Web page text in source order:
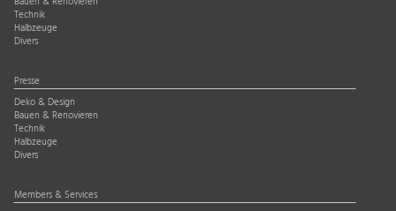
Technik
Halbzeuge
Divers
Presse
Deko & Design
Bauen & Renovieren
Technik
Halbzeuge
Divers
Members & Services